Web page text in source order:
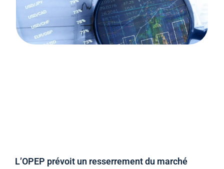
L’OPEP prévoit un resserrement du marché